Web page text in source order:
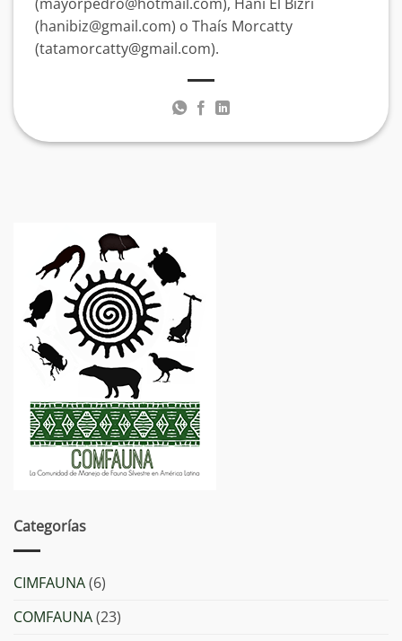
(hanibiz@gmail.com) o Thaís Morcatty
(tatamorcatty@gmail.com).
Categorías
CIMFAUNA(6)
COMFAUNA(23)